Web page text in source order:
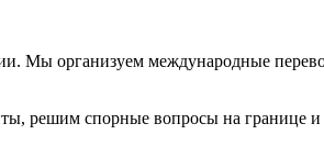
Мы организуем международные
решим спорные вопросы на границе и